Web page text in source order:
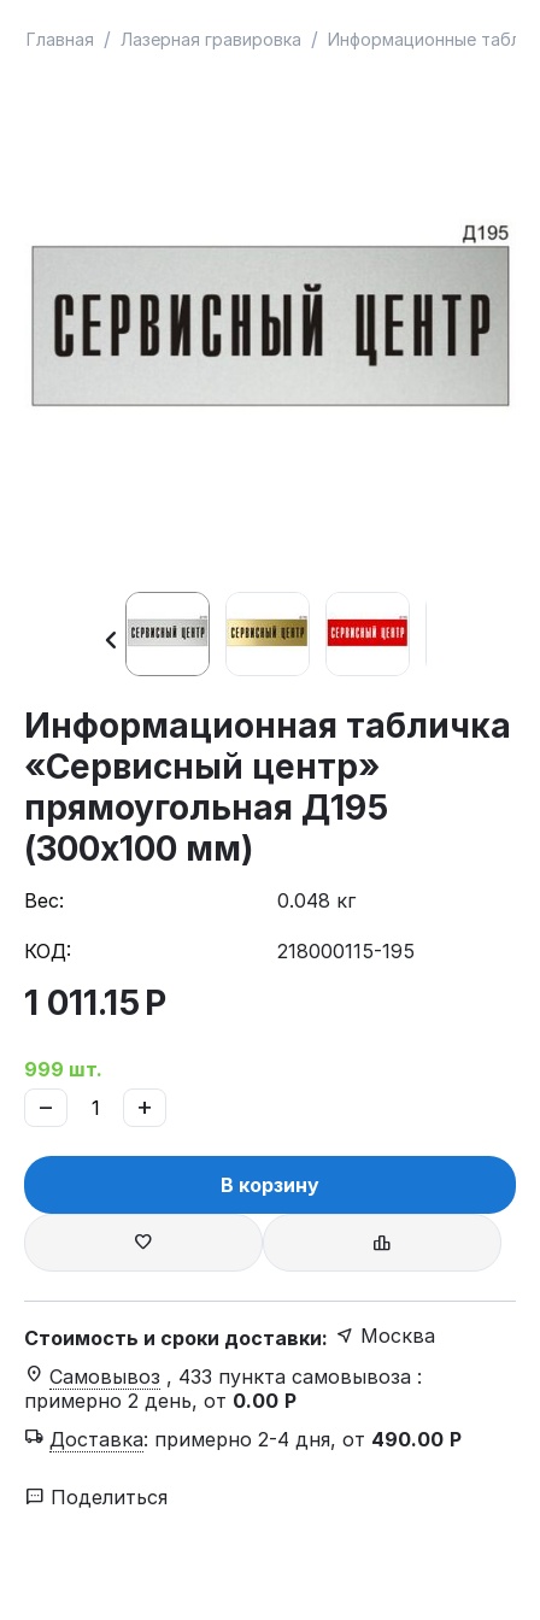
Главная / Лазерная гравировка / Информационные
Информационная табличка
«Сервисный центр»
прямоугольная Д195
(300х100 мм)
Вес: 0.048 кг
КОД: 218000115-195
1 011.15 Р
999 шт.
+
−
В корзину
Стоимость и сроки доставки:
Москва
Самовывоз , 433 пункта самовывоза :
примерно 2 день, от 0.00 Р
Доставка: примерно 2-4 дня, от 490.00 Р
Поделиться